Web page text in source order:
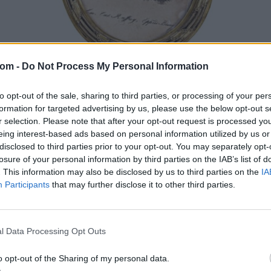
- Do Not Process My Personal Information
opt-out of the sale, sharing to third parties, or processing of your
for targeted advertising by us, please use the below opt-out
selection. Please note that after your opt-out request is processed
interest-based ads based on personal information utilized by us
to third parties prior to your opt-out. You may separately
of your personal information by third parties on the IAB’s list of
This information may also be disclosed by us to third parties on the
Participants that may further disclose it to other third parties.
Data Processing Opt Outs
opt-out of the Sharing of my personal data.
1770. tétel:
Raffay Károly megyéspüspök portréja, 1826
Ferdinánd Lütgendorf (1785-1858), színezett litográfia, papír,
j.j.k.: Ferd. Baró Lütgendorf 1826, bronz keretben, sérült,
155*125 mm
Kikiáltási ár:38 000Ft
230. Fajanszok, üveg tárgyak, művészeti tárgyak, porcelánok
Aukció időpontja: 2017-12-09 14:00